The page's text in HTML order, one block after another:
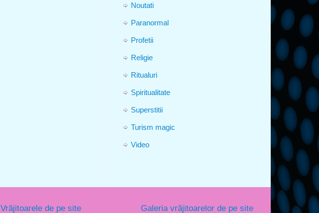
Noutati
Paranormal
Profetii
Religie
Ritualuri
Spiritualitate
Superstitii
Turism magic
Video
Vrăjitoarele de pe site Galeria vrăjitoarelor de pe site